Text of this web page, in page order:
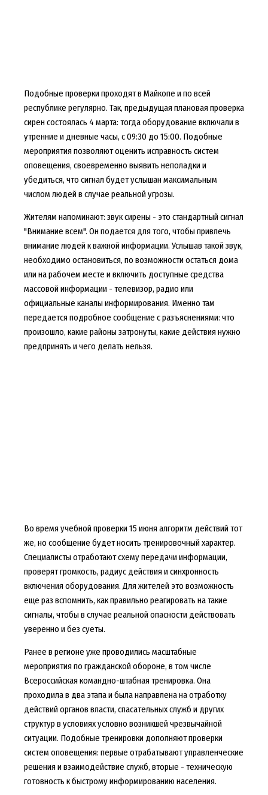
Подобные проверки проходят в Майкопе и по всей
республике регулярно. Так, предыдущая плановая проверка
сирен состоялась 4 марта: тогда оборудование включали в
утренние и дневные часы, с 09:30 до 15:00. Подобные
мероприятия позволяют оценить исправность систем
оповещения, своевременно выявить неполадки и
убедиться, что сигнал будет услышан максимальным
числом людей в случае реальной угрозы.
Жителям напоминают: звук сирены - это стандартный сигнал
"Внимание всем". Он подается для того, чтобы привлечь
внимание людей к важной информации. Услышав такой звук,
необходимо остановиться, по возможности остаться дома
или на рабочем месте и включить доступные средства
массовой информации - телевизор, радио или
официальные каналы информирования. Именно там
передается подробное сообщение с разъяснениями: что
произошло, какие районы затронуты, какие действия нужно
предпринять и чего делать нельзя.
Во время учебной проверки 15 июня алгоритм действий тот
же, но сообщение будет носить тренировочный характер.
Специалисты отработают схему передачи информации,
проверят громкость, радиус действия и синхронность
включения оборудования. Для жителей это возможность
еще раз вспомнить, как правильно реагировать на такие
сигналы, чтобы в случае реальной опасности действовать
уверенно и без суеты.
Ранее в регионе уже проводились масштабные
мероприятия по гражданской обороне, в том числе
Всероссийская командно-штабная тренировка. Она
проходила в два этапа и была направлена на отработку
действий органов власти, спасательных служб и других
структур в условиях условно возникшей чрезвычайной
ситуации. Подобные тренировки дополняют проверки
систем оповещения: первые отрабатывают управленческие
решения и взаимодействие служб, вторые - техническую
готовность к быстрому информированию населения.